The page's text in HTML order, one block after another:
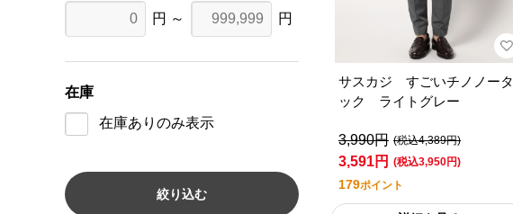
円 ～ 円
在庫
在庫ありのみ表示
サスカジ すごいチノノータ
ック ライトグレー
3,990円 (税込4,389円)
3,591円 (税込3,950円)
179ポイント